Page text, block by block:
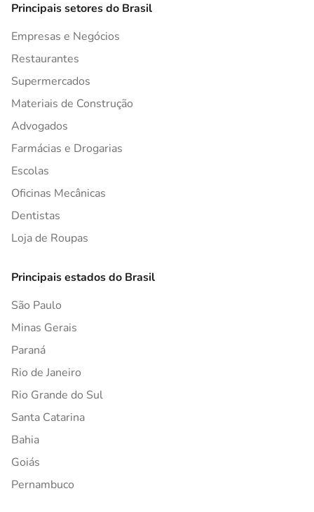
Principais setores do Brasil
Empresas e Negócios
Restaurantes
Supermercados
Materiais de Construção
Advogados
Farmácias e Drogarias
Escolas
Oficinas Mecânicas
Dentistas
Loja de Roupas
Principais estados do Brasil
São Paulo
Minas Gerais
Paraná
Rio de Janeiro
Rio Grande do Sul
Santa Catarina
Bahia
Goiás
Pernambuco